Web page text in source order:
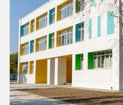
61002, м. Харків,
вул. Маршала Бажанова,
21/23, оф. 8